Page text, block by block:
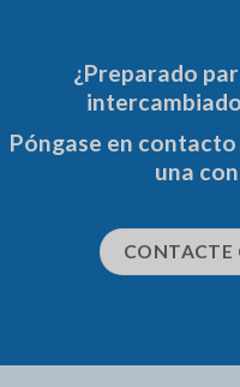
¿Preparado
Póngase en
una
CONTACTE